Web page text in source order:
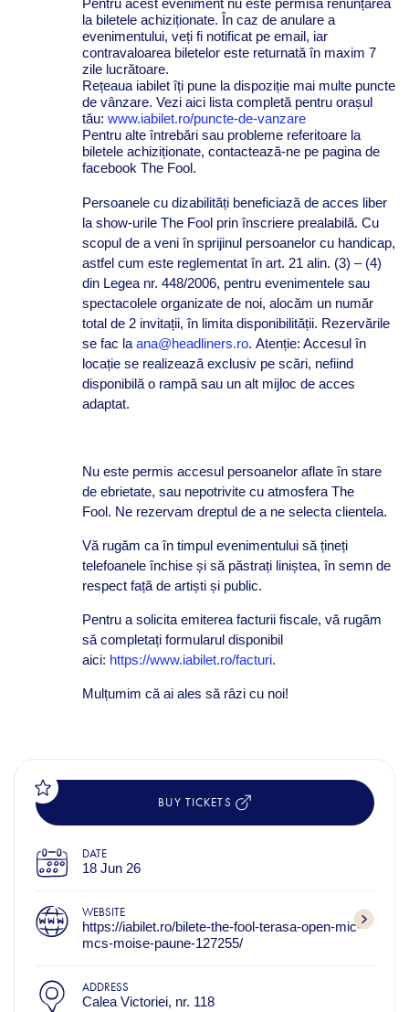
Pentru acest eveniment nu este permisă renunțarea
la biletele achiziționate. În caz de anulare a
evenimentului, veți fi notificat pe email, iar
contravaloarea biletelor este returnată în maxim 7
zile lucrătoare.
Rețeaua iabilet îți pune la dispoziție mai multe puncte
de vânzare. Vezi aici lista completă pentru orașul
tău: www.iabilet.ro/puncte-de-vanzare
Pentru alte întrebări sau probleme referitoare la
biletele achiziționate, contactează-ne pe pagina de
facebook The Fool.
Persoanele cu dizabilități beneficiază de acces liber
la show-urile The Fool prin înscriere prealabilă. Cu
scopul de a veni în sprijinul persoanelor cu handicap,
astfel cum este reglementat în art. 21 alin. (3) – (4)
din Legea nr. 448/2006, pentru evenimentele sau
spectacolele organizate de noi, alocăm un număr
total de 2 invitații, în limita disponibilității. Rezervările
se fac la ana@headliners.ro. Atenție: Accesul în
locație se realizează exclusiv pe scări, nefiind
disponibilă o rampă sau un alt mijloc de acces
adaptat.
Nu este permis accesul persoanelor aflate în stare
de ebrietate, sau nepotrivite cu atmosfera The
Fool. Ne rezervam dreptul de a ne selecta clientela.
Vă rugăm ca în timpul evenimentului să țineți
telefoanele închise și să păstrați liniștea, în semn de
respect față de artiști și public.
Pentru a solicita emiterea facturii fiscale, vă rugăm
să completați formularul disponibil
aici: https://www.iabilet.ro/facturi.
Mulțumim că ai ales să râzi cu noi!
BUY TICKETS
DATE
18 Jun 26
WEBSITE
https://iabilet.ro/bilete-the-fool-terasa-open-mic-
mcs-moise-paune-127255/
ADDRESS
Calea Victoriei, nr. 118